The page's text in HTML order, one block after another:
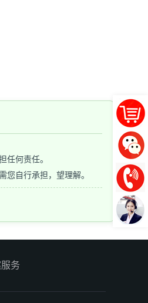
何责任。
自行承担，望理解。
务